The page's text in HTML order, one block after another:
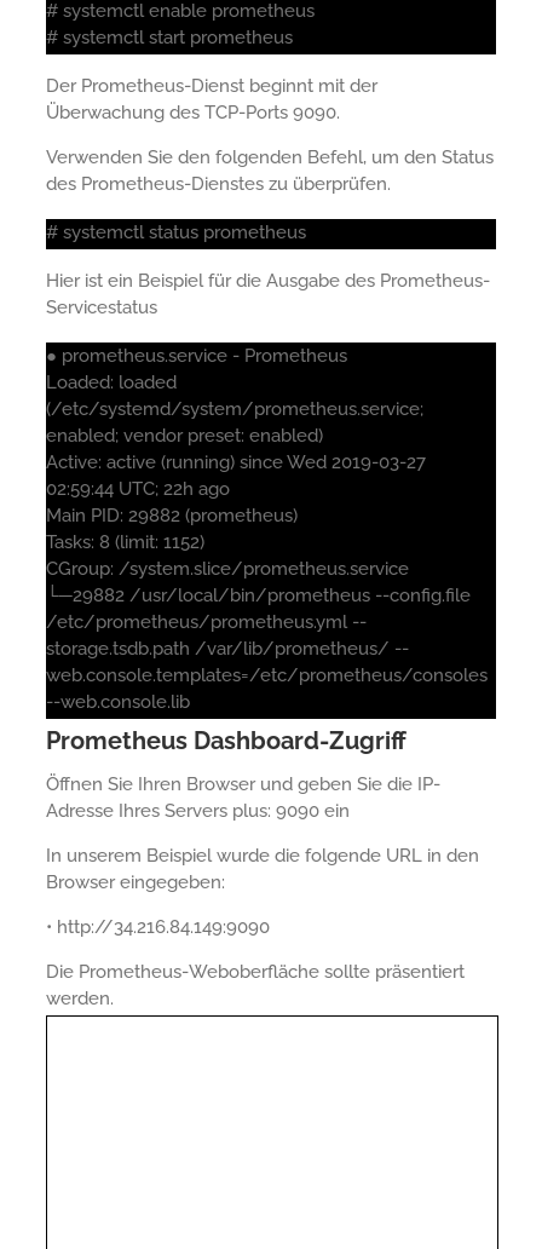
# systemctl enable prometheus
# systemctl start prometheus
Der Prometheus-Dienst beginnt mit der
Überwachung des TCP-Ports 9090.
Verwenden Sie den folgenden Befehl, um den Status
des Prometheus-Dienstes zu überprüfen.
# systemctl status prometheus
Hier ist ein Beispiel für die Ausgabe des Prometheus-
Servicestatus
● prometheus.service - Prometheus
Loaded: loaded
(/etc/systemd/system/prometheus.service;
enabled; vendor preset: enabled)
Active: active (running) since Wed 2019-03-27
02:59:44 UTC; 22h ago
Main PID: 29882 (prometheus)
Tasks: 8 (limit: 1152)
CGroup: /system.slice/prometheus.service
└─29882 /usr/local/bin/prometheus --config.file
/etc/prometheus/prometheus.yml --
storage.tsdb.path /var/lib/prometheus/ --
web.console.templates=/etc/prometheus/consoles
--web.console.lib
Prometheus Dashboard-Zugriff
Öffnen Sie Ihren Browser und geben Sie die IP-
Adresse Ihres Servers plus: 9090 ein
In unserem Beispiel wurde die folgende URL in den
Browser eingegeben:
• http://34.216.84.149:9090
Die Prometheus-Weboberfläche sollte präsentiert
werden.